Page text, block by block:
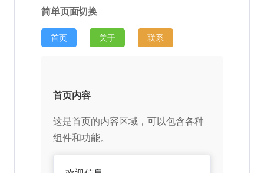
简单页面切换
首页 关于 联系
首页内容
这是首页的内容区域，可以包含各种
组件和功能。